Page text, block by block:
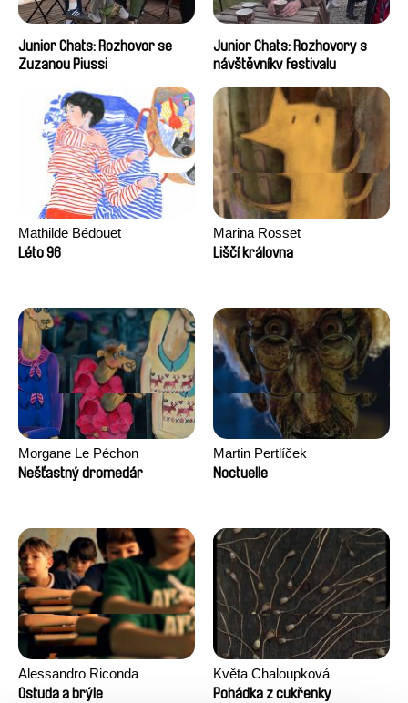
Junior Chats: Rozhovor se
Zuzanou Piussi
Junior Chats: Rozhovory s
návštěvníky festivalu
Mathilde Bédouet
Léto 96
Marina Rosset
Liščí královna
Morgane Le Péchon
Nešťastný dromedár
Martin Pertlíček
Noctuelle
Alessandro Riconda
Ostuda a brýle
Květa Chaloupková
(Přibylová)
Pohádka z cukřenky